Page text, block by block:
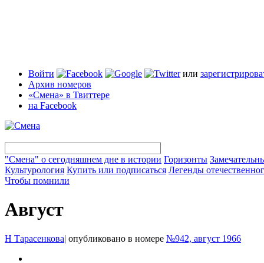
Войти или
Архив номеров
«Смена» в Твиттере
на Facebook
"Смена" о сегодняшнем дне в истории Горизонты
Культурология Купить или подписаться Легенды
Чтобы помнили
Август
Н Тарасенкова| опубликовано в номере №942, август 1966